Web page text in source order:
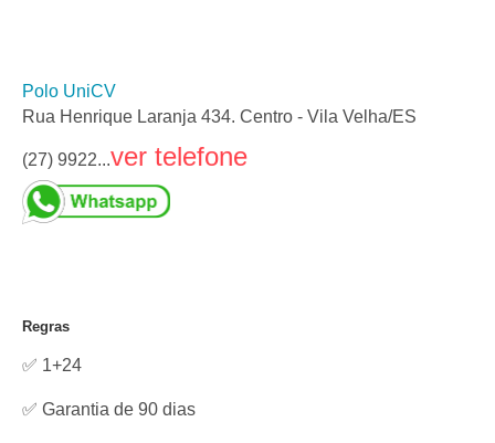
Polo UniCV
Rua Henrique Laranja 434. Centro - Vila Velha/ES
(27) 9922...ver telefone
Regras
✅ 1+24
✅ Garantia de 90 dias